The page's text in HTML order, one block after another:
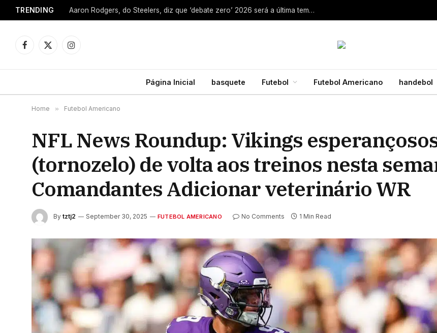
TRENDING Aaron Rodgers, do Steelers, diz que ‘debate zero’ 2026 será a última temporada da NFL 28 de julho de 2026
Facebook
X
Instagram
Página Inicial basquete Futebol Futebol Americano handebol
Home » Futebol Americano
NFL News Roundup: Vikings
(tornozelo) de volta aos treinos nesta
Comandantes Adicionar veterinário WR
By tztj2 September 30, 2025 FUTEBOL AMERICANO No Comments 1 Min Read